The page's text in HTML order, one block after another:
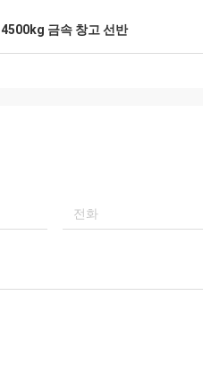
4500kg 금속 창고 선반